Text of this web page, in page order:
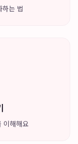
는 법
이해해요